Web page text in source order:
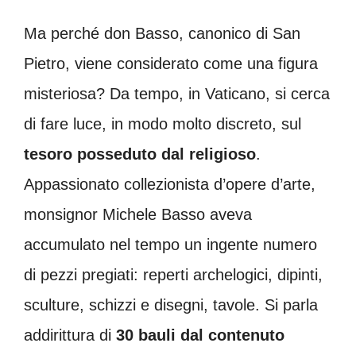
Ma perché don Basso, canonico di San
Pietro, viene considerato come una figura
misteriosa? Da tempo, in Vaticano, si cerca
di fare luce, in modo molto discreto, sul
tesoro posseduto dal religioso.
Appassionato collezionista d’opere d’arte,
monsignor Michele Basso aveva
accumulato nel tempo un ingente numero
di pezzi pregiati: reperti archelogici, dipinti,
sculture, schizzi e disegni, tavole. Si parla
addirittura di 30 bauli dal contenuto